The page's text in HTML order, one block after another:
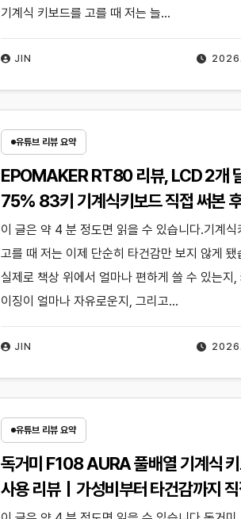
JIN
기계식 키보드를 고를 때 저는 늘…
유튜브 리뷰 요약
EPOMAKER RT80 리뷰, LCD 2개
75% 83키 기계식키보드 직접 써본
JIN
이 글은 약 4 분 정도면 읽을 수 있습니다.기계식
고를 때 저는 이제 단순히 타건감만 보지 않게 됐
실제로 책상 위에서 얼마나 편하게 쓸 수 있는지,
이징이 얼마나 자유로운지, 그리고…
유튜브 리뷰 요약
독거미 F108 AURA 풀배열 기계식
사용 리뷰｜가성비부터 타건감까지
후기